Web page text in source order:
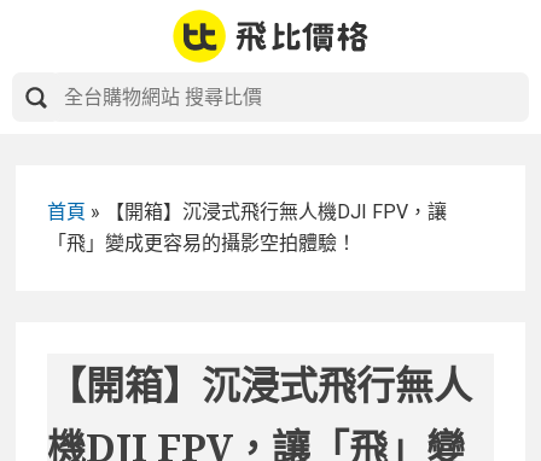
首頁 »
【開箱】沉浸式飛行無人機DJI FPV，讓
「飛」變成更容易的攝影空拍體驗！
【開箱】沉浸式飛行無人
機DJI FPV，讓「飛」變